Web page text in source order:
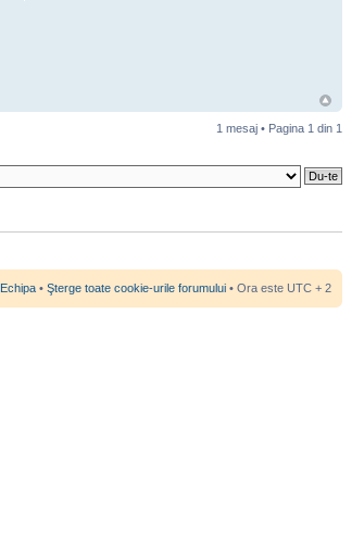
1 mesaj • Pagina 1 din 1
Echipa • Şterge toate cookie-urile forumului • Ora este UTC + 2